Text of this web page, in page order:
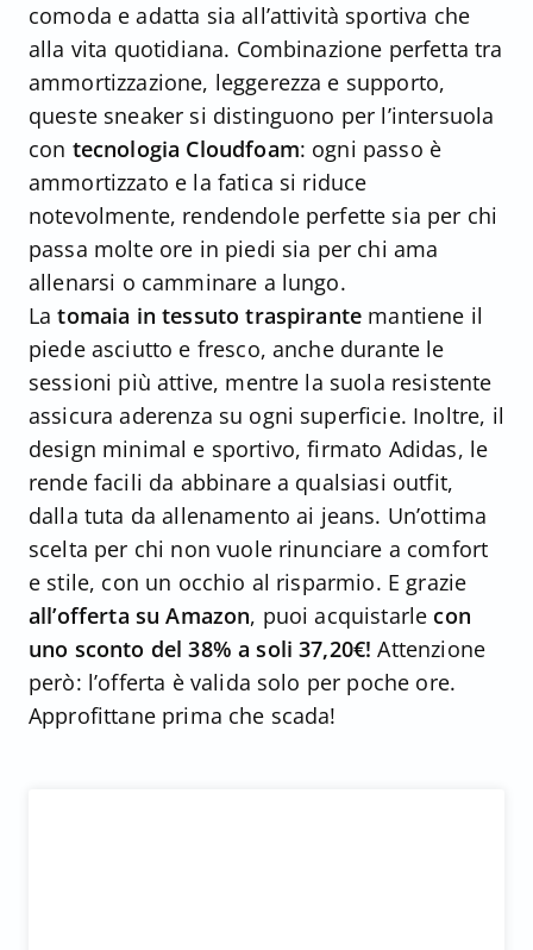
comoda e adatta sia all’attività sportiva che
alla vita quotidiana. Combinazione perfetta tra
ammortizzazione, leggerezza e supporto,
queste sneaker si distinguono per l’intersuola
con tecnologia Cloudfoam: ogni passo è
ammortizzato e la fatica si riduce
notevolmente, rendendole perfette sia per chi
passa molte ore in piedi sia per chi ama
allenarsi o camminare a lungo.
Latomaia in tessuto traspirante mantiene il
piede asciutto e fresco, anche durante le
sessioni più attive, mentre la suola resistente
assicura aderenza su ogni superficie. Inoltre, il
design minimal e sportivo, firmato Adidas, le
rende facili da abbinare a qualsiasi outfit,
dalla tuta da allenamento ai jeans. Un’ottima
scelta per chi non vuole rinunciare a comfort
e stile, con un occhio al risparmio. E grazie
all’offerta su Amazon, puoi acquistarle con
uno sconto del 38% a soli 37,20€!Attenzione
però: l’offerta è valida solo per poche ore.
Approfittane prima che scada!